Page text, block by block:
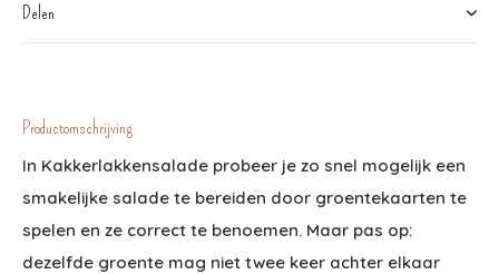
Delen
Productomschrijving
In Kakkerlakkensalade probeer je zo snel mogelijk een
smakelijke salade te bereiden door groentekaarten te
spelen en ze correct te benoemen. Maar pas op:
dezelfde groente mag niet twee keer achter elkaar